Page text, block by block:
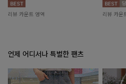
리뷰 카운트 영역 리뷰 카운
언제 어디서나 특별한 팬츠